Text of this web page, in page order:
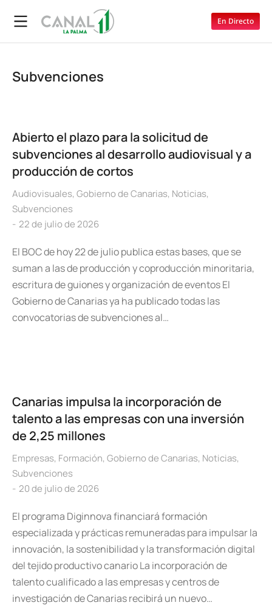
En Directo
Subvenciones
Abierto el plazo para la solicitud de
subvenciones al desarrollo audiovisual y a
producción de cortos
Audiovisuales, Gobierno de Canarias, Noticias,
Subvenciones
22 de julio de 2026
El BOC de hoy 22 de julio publica estas bases, que se
suman a las de producción y coproducción minoritaria,
escritura de guiones y organización de eventos El
Gobierno de Canarias ya ha publicado todas las
convocatorias de subvenciones al…
Canarias impulsa la incorporación de
talento a las empresas con una inversión
de 2,25 millones
Empresas, Formación, Gobierno de Canarias, Noticias,
Subvenciones
20 de julio de 2026
El programa Diginnova financiará formación
especializada y prácticas remuneradas para impulsar la
innovación, la sostenibilidad y la transformación digital
del tejido productivo canario La incorporación de
talento cualificado a las empresas y centros de
investigación de Canarias recibirá un nuevo…